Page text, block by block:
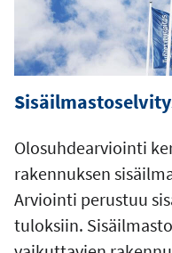
Olosuhdearviointi
rakennuksen
Arviointi perustuu
tuloksiin.